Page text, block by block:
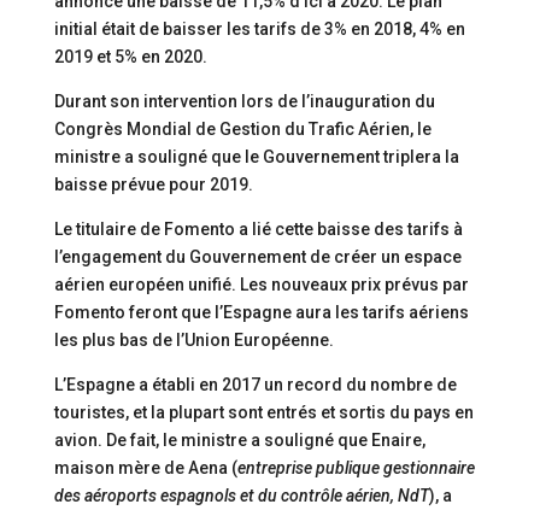
initial était de baisser les tarifs de 3% en 2018, 4% en
2019 et 5% en 2020.
Durant son intervention lors de l’inauguration du
Congrès Mondial de Gestion du Trafic Aérien, le
ministre a souligné que le Gouvernement triplera la
baisse prévue pour 2019.
Le titulaire de Fomento a lié cette baisse des tarifs à
l’engagement du Gouvernement de créer un espace
aérien européen unifié. Les nouveaux prix prévus par
Fomento feront que l’Espagne aura les tarifs aériens
les plus bas de l’Union Européenne.
L’Espagne a établi en 2017 un record du nombre de
touristes, et la plupart sont entrés et sortis du pays en
avion. De fait, le ministre a souligné que Enaire,
maison mère de Aena (entreprise publique gestionnaire
des aéroports espagnols et du contrôle aérien, NdT), a